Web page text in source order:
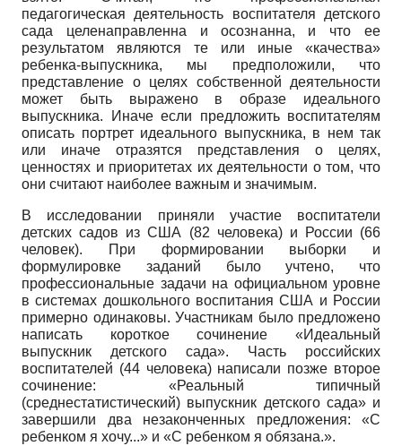
педагогическая деятельность воспитателя детского
сада целенаправленна и осознанна, и что ее
результатом являются те или иные «качества»
ребенка-выпускника, мы предположили, что
представление о целях собственной деятельности
может быть выражено в образе идеального
выпускника. Иначе если предложить воспитателям
описать портрет идеального выпускника, в нем так
или иначе отразятся представления о целях,
ценностях и приоритетах их деятельности о том, что
они считают наиболее важным и значимым.
В исследовании приняли участие воспитатели
детских садов из США (82 человека) и России (66
человек). При формировании выборки и
формулировке заданий было учтено, что
профессиональные задачи на официальном уровне
в системах дошкольного воспитания США и России
примерно одинаковы. Участникам было предложено
написать короткое сочинение «Идеальный
выпускник детского сада». Часть российских
воспитателей (44 человека) написали позже второе
сочинение: «Реальный типичный
(среднестатистический) выпускник детского сада» и
завершили два незаконченных предложения: «С
ребенком я хочу...» и «С ребенком я обязана.».